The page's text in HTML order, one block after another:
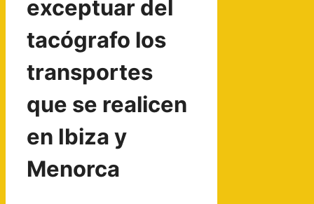
exceptuar del
tacógrafo los
transportes
que se realicen
en Ibiza y
Menorca